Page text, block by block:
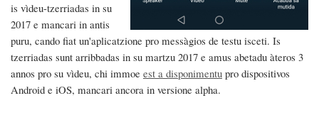
is vìdeu-tzerriadas in su
2017 e mancari in antis
puru, cando fiat un'aplicatzione pro messàgios de testu isceti. Is
tzerriadas sunt arribbadas in su martzu 2017 e amus abetadu àteros 3
annos pro su vìdeu, chi immoe est a disponimentu pro dispositivos
Android e iOS, mancari ancora in versione alpha.